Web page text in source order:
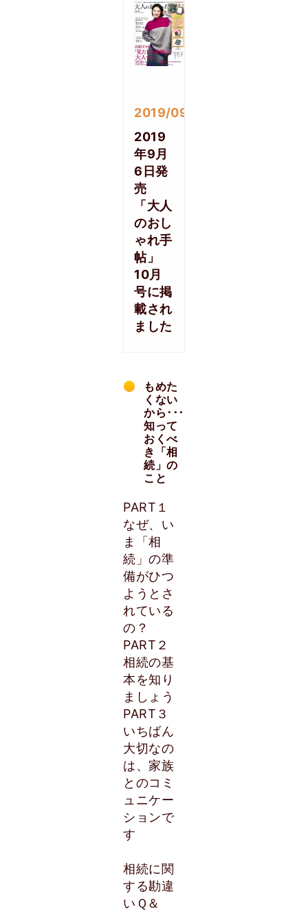
2019/09/06
2019
年9月
6日発
売
「大人
のおし
ゃれ手
帖」
10月
号に掲
載され
ました
もめた
くない
から･･･
知って
おくべ
き「相
続」の
こと
PART１
なぜ、い
ま「相
続」の準
備がひつ
ようとさ
れている
の？
PART２
相続の基
本を知り
ましょう
PART３
いちばん
大切なの
は、家族
とのコミ
ュニケー
ションで
す
相続に関
する勘違
いＱ＆